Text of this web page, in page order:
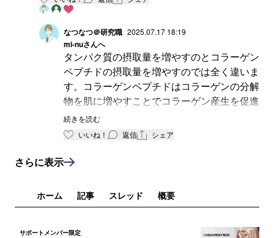
りしますか？
なつなつ＠研究職 2025.07.17 18:19
mi-nuさんへ
タンパク質の摂取量を増やすのとコラーゲン
ペプチドの摂取量を増やすのでは全く違いま
す。コラーゲンペプチドはコラーゲンの分解
物を肌に増やすことでコラーゲン産生を促進
することが出来るため、コラーゲンペプチド
を摂取することに意味があります。両者を比
較した研究はありませんが、コラーゲンペプ
チドの摂取には明確な美容効果エビデンスが
デンスはありません。
続きを読む
いいね！
返信 シェア
さらに表示
ホーム 記事 スレッド 概要
サポートメンバー限定